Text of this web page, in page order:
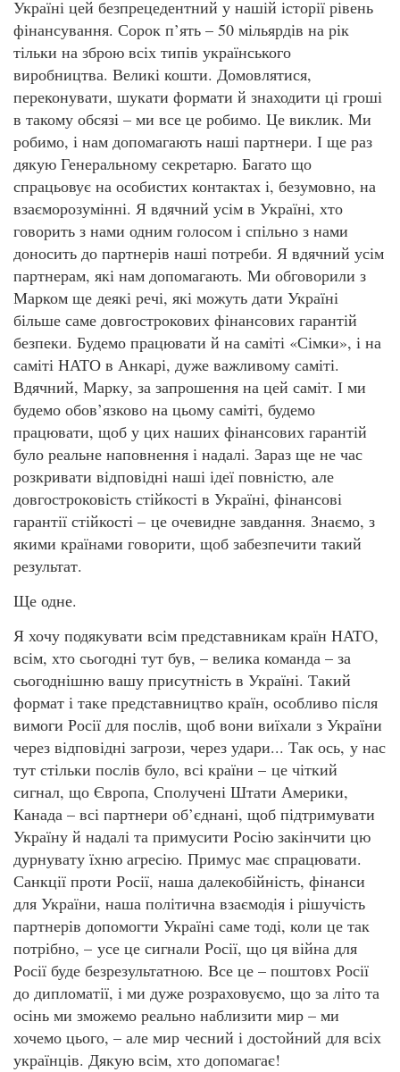
Україні цей безпрецедентний у нашій історії рівень
фінансування. Сорок п’ять – 50 мільярдів на рік
тільки на зброю всіх типів українського
виробництва. Великі кошти. Домовлятися,
переконувати, шукати формати й знаходити ці гроші
в такому обсязі – ми все це робимо. Це виклик. Ми
робимо, і нам допомагають наші партнери. І ще раз
дякую Генеральному секретарю. Багато що
спрацьовує на особистих контактах і, безумовно, на
взаєморозумінні. Я вдячний усім в Україні, хто
говорить з нами одним голосом і спільно з нами
доносить до партнерів наші потреби. Я вдячний усім
партнерам, які нам допомагають. Ми обговорили з
Марком ще деякі речі, які можуть дати Україні
більше саме довгострокових фінансових гарантій
безпеки. Будемо працювати й на саміті «Сімки», і на
саміті НАТО в Анкарі, дуже важливому саміті.
Вдячний, Марку, за запрошення на цей саміт. І ми
будемо обов’язково на цьому саміті, будемо
працювати, щоб у цих наших фінансових гарантій
було реальне наповнення і надалі. Зараз ще не час
розкривати відповідні наші ідеї повністю, але
довгостроковість стійкості в Україні, фінансові
гарантії стійкості – це очевидне завдання. Знаємо, з
якими країнами говорити, щоб забезпечити такий
результат.
Ще одне.
Я хочу подякувати всім представникам країн НАТО,
всім, хто сьогодні тут був, – велика команда – за
сьогоднішню вашу присутність в Україні. Такий
формат і таке представництво країн, особливо після
вимоги Росії для послів, щоб вони виїхали з України
через відповідні загрози, через удари... Так ось, у нас
тут стільки послів було, всі країни – це чіткий
сигнал, що Європа, Сполучені Штати Америки,
Канада – всі партнери об’єднані, щоб підтримувати
Україну й надалі та примусити Росію закінчити цю
дурнувату їхню агресію. Примус має спрацювати.
Санкції проти Росії, наша далекобійність, фінанси
для України, наша політична взаємодія і рішучість
партнерів допомогти Україні саме тоді, коли це так
потрібно, – усе це сигнали Росії, що ця війна для
Росії буде безрезультатною. Все це – поштовх Росії
до дипломатії, і ми дуже розраховуємо, що за літо та
осінь ми зможемо реально наблизити мир – ми
хочемо цього, – але мир чесний і достойний для всіх
українців. Дякую всім, хто допомагає!